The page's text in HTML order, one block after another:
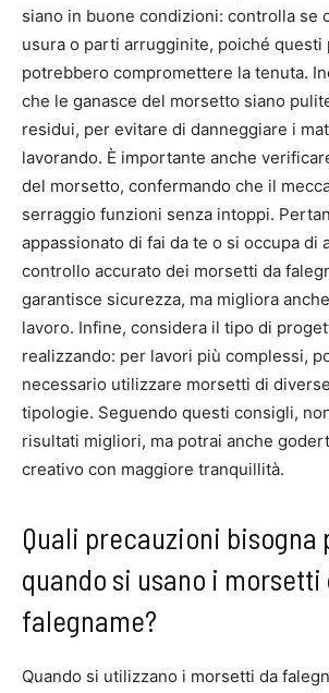
siano in buone condizioni: controlla se
usura o parti arrugginite, poiché questi
potrebbero compromettere la tenuta.
che le ganasce del morsetto siano
residui, per evitare di danneggiare i
lavorando. È importante anche
del morsetto, confermando che il
serraggio funzioni senza intoppi.
appassionato di fai da te o si occupa di
controllo accurato dei morsetti da
garantisce sicurezza, ma migliora
lavoro. Infine, considera il tipo di
realizzando: per lavori più complessi,
necessario utilizzare morsetti di
tipologie. Seguendo questi consigli,
risultati migliori, ma potrai anche
creativo con maggiore tranquillità.
Quali precauzioni bisogna
quando si usano i morsetti
falegname?
Quando si utilizzano i morsetti da